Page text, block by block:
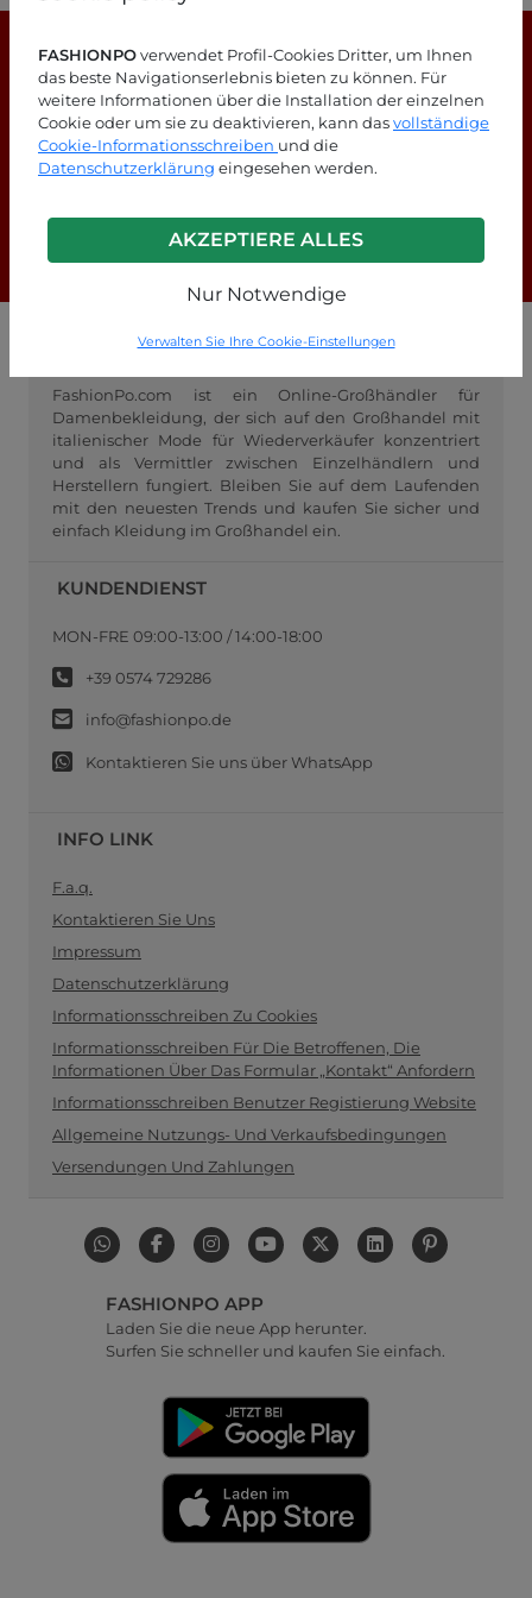
FASHIONPOverwendet Profil-Cookies Dritter, um Ihnen
das beste Navigationserlebnis bieten zu können. Für
weitere Informationen über die Installation der einzelnen
Cookie oder um sie zu deaktivieren, kann dasvollständige
Cookie-Informationsschreiben und die
Datenschutzerklärung eingesehen werden.
AKZEPTIERE ALLES
Nur Notwendige
Verwalten Sie Ihre Cookie-Einstellungen
Suchen Sie nach Antworten?
FashionPo.com ist ein Online-Großhändler für
Damenbekleidung, der sich auf den Großhandel mit
italienischer Mode für Wiederverkäufer konzentriert
und als Vermittler zwischen Einzelhändlern und
Herstellern fungiert. Bleiben Sie auf dem Laufenden
mit den neuesten Trends und kaufen Sie sicher und
einfach Kleidung im Großhandel ein.
KUNDENDIENST
MON-FRE 09:00-13:00 / 14:00-18:00
+39 0574 729286
info@fashionpo.de
Kontaktieren Sie uns über WhatsApp
INFO LINK
F.a.q.
Kontaktieren Sie Uns
Impressum
Datenschutzerklärung
Informationsschreiben Zu Cookies
Informationsschreiben Für Die Betroffenen, Die
Informationen Über Das Formular „Kontakt“ Anfordern
Informationsschreiben Benutzer Registierung Website
Allgemeine Nutzungs- Und Verkaufsbedingungen
Versendungen Und Zahlungen
FASHIONPO APP
Laden Sie die neue App herunter.
Surfen Sie schneller und kaufen Sie einfach.